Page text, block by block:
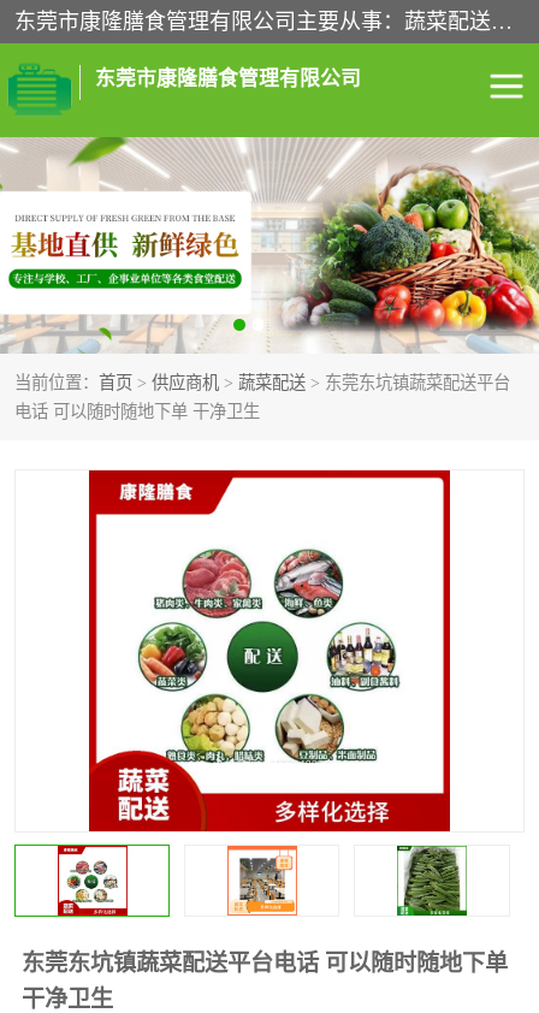
东莞市康隆膳食管理有限公司主要从事：蔬菜配送、食堂承包、企业工厂食堂承包、机关单位食堂承包、调味品配送、粮油配送、干货配送、副食配送、水果配送、海鲜配送等业务，东莞蔬菜配送电话，咨询在线客服。
东莞市康隆膳食管理有限公司
当前位置： 首页 > 供应商机 > 蔬菜配送 > 东莞东坑镇蔬菜配送平台
电话 可以随时随地下单 干净卫生
东莞东坑镇蔬菜配送平台电话 可以随时随地下单
干净卫生
食堂承包 蔬菜配送
粮油配送 鲜肉配送
海鲜配送 食材配送
调料配送 企业工厂食堂承包